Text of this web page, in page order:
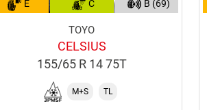
E C B (69)
TOYO
CELSIUS
155/65 R 14 75T
M+S TL